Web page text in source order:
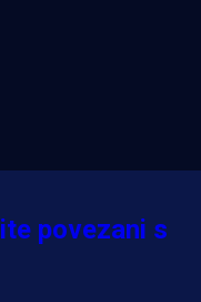
povezani s